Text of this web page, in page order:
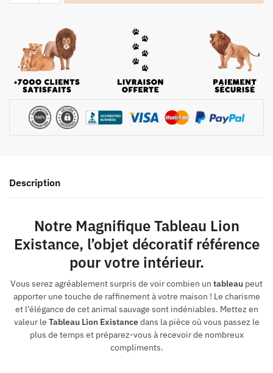
Description
Notre Magnifique Tableau Lion
Existance, l’objet décoratif référence
pour votre intérieur.
Vous serez agréablement surpris de voir combien un tableau peut
apporter une touche de raffinement à votre maison ! Le charisme
et l’élégance de cet animal sauvage sont indéniables. Mettez en
valeur le Tableau Lion Existancedans la pièce où vous passez le
plus de temps et préparez-vous à recevoir de nombreux
compliments.